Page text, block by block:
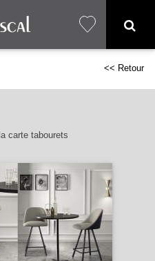
<< Retour
carte tabourets